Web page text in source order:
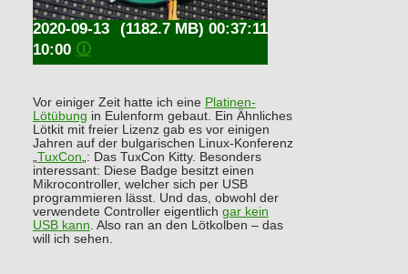
(1182.7 MB) 00:37:11
2020-09-13
10:00 🛈
Vor einiger Zeit hatte ich eine Platinen-
Lötübung in Eulenform gebaut. Ein Ähnliches
Lötkit mit freier Lizenz gab es vor einigen
Jahren auf der bulgarischen Linux-Konferenz
TuxCon „: Das TuxCon Kitty. Besonders
interessant: Diese Badge besitzt einen
Mikrocontroller, welcher sich per USB
programmieren lässt. Und das, obwohl der
verwendete Controller eigentlich gar kein
USB kann . Also ran an den Lötkolben – das
will ich sehen.